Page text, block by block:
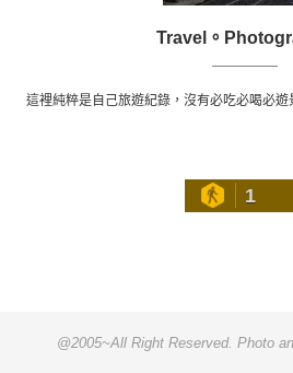
Travel。
這裡純粹是自己旅遊紀錄，沒有必吃必喝必遊
1
@2005~All Right Reserved. Photo